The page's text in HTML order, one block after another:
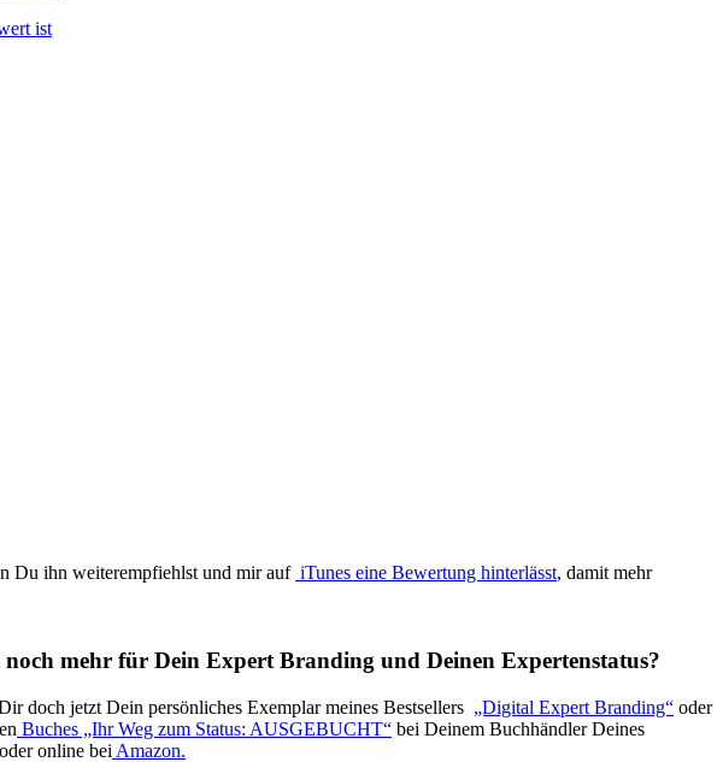
ist
Du ihn weiterempfiehlst und mir auf iTunes eine Bewertung hinterlässt, damit mehr
mehr für Dein Expert Branding und Deinen Expertenstatus?
doch jetzt Dein persönliches Exemplar meines Bestsellers „Digital Expert Branding“ oder
Buches „Ihr Weg zum Status: AUSGEBUCHT“ bei Deinem Buchhändler Deines
online bei Amazon.